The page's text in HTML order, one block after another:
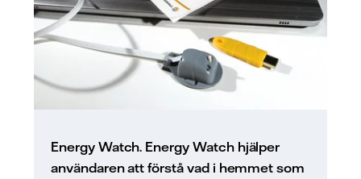
Energy Watch. Energy Watch hjälper
användaren att förstå vad i hemmet som